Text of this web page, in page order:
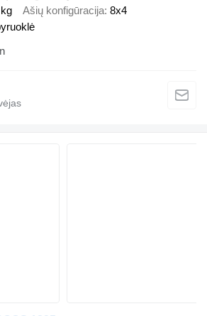
Ašių konfigūracija 8x4